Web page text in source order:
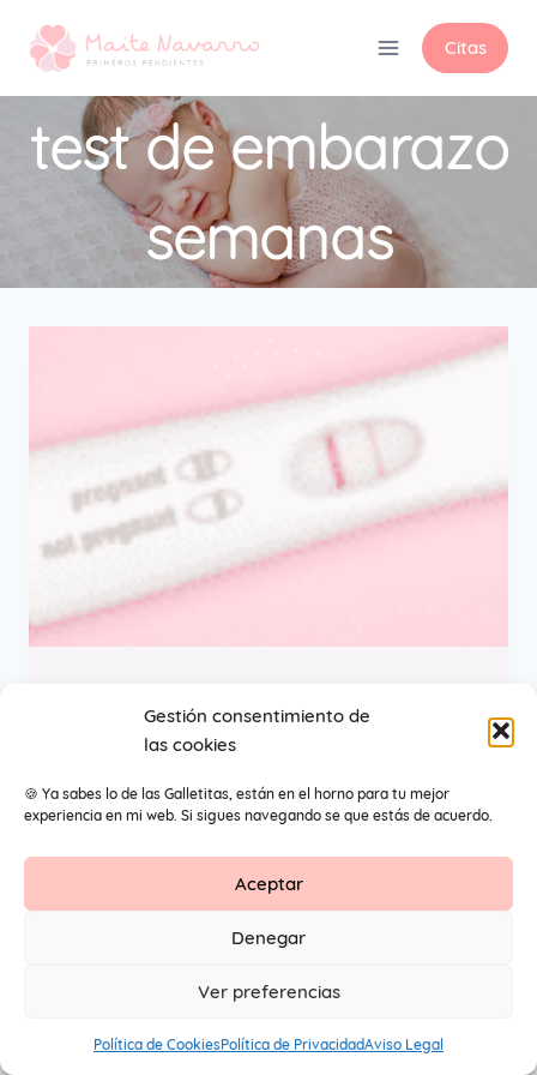
Gestión consentimiento de
las cookies
🍪 Ya sabes lo de las Galletitas, están en el horno para tu mejor
experiencia en mi web. Si sigues navegando se que estás de acuerdo.
Aceptar
Denegar
Ver preferencias
Política de CookiesPolítica de PrivacidadAviso Legal
Citas
test de embarazo
semanas
Test de embarazo ¡10
Soluciones!
Aviso Legal Protección de datos
© 2026 Primeros Pendientes by Maite Navarro. Todos los
derechos reservados.